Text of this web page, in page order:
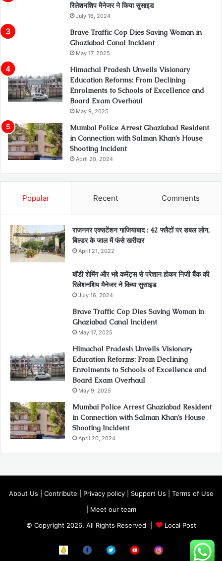
रिलेशनशिप मैनेजर ने किया सुसाइड
July 16, 2024
Brave Traffic Cop Dies Saving Woman in
Ghaziabad Canal Incident
May 17, 2025
Himachal Pradesh Unveils Visionary
Education Reforms: From Declining
Enrolments to Schools of Excellence and
Board Exam Overhaul
May 9, 2025
Mumbai Police Arrest Ghaziabad Resident
in Connection with Salman Khan’s House
Shooting Incident
April 20, 2024
Popular Recent Comments
राजनगर एक्सटेंशन गाजियाबाद : 42 फ्लैटों पर डबल लोन,
बिल्डर के जाल में फंसे खरीदार
April 21, 2022
बॉडी शेमिंग और भद्दे कमेंट्स से परेशान होकर निजी बैंक की
रिलेशनशिप मैनेजर ने किया सुसाइड
July 16, 2024
Brave Traffic Cop Dies Saving Woman in
Ghaziabad Canal Incident
May 17, 2025
Himachal Pradesh Unveils Visionary
Education Reforms: From Declining
Enrolments to Schools of Excellence and
Board Exam Overhaul
May 9, 2025
Mumbai Police Arrest Ghaziabad Resident
in Connection with Salman Khan’s House
Shooting Incident
April 20, 2024
About Us Contribute Privacy policy| Support Us
Terms of Use
Meet our team
© Copyright 2026, All Rights Reserved |
Local Post
Koo FB Twitter YoutubeInstagram